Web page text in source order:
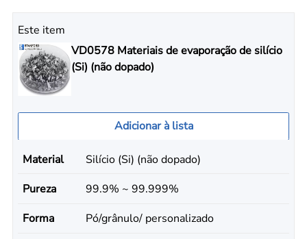
Este item
VD0578 Materiais de evaporação de silício
(Si) (não dopado)
Adicionar à lista
Material
Silício (Si) (não dopado)
Pureza
99.9% ~ 99.999%
Forma
Pó/grânulo/ personalizado